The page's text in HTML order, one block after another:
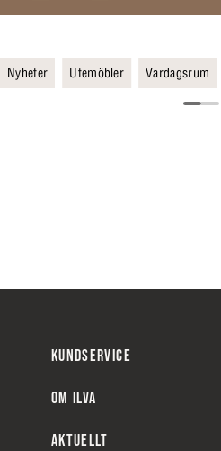
Nyheter Utemöbler Vardagsrum
KUNDSERVICE
OM ILVA
AKTUELLT